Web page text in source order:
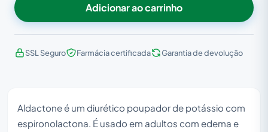
Adicionar ao carrinho
SSL Seguro Farmácia certificada Garantia de devolução
Aldactone é um diurético poupador de potássio com
espironolactona. É usado em adultos com edema e